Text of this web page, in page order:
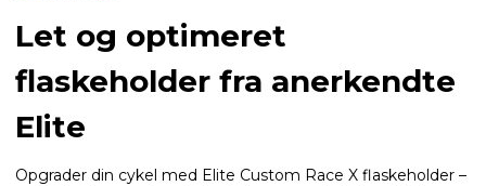
Let og optimeret
flaskeholder fra anerkendte
Elite
Opgrader din cykel med Elite Custom Race X flaskeholder –